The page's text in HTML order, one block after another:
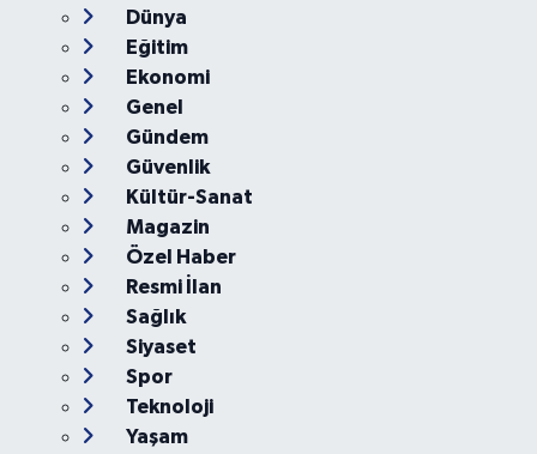
Dünya
Eğitim
Ekonomi
Genel
Gündem
Güvenlik
Kültür-Sanat
Magazin
Özel Haber
Resmi İlan
Sağlık
Siyaset
Spor
Teknoloji
Yaşam